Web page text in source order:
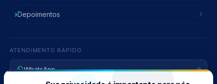
Depoimentos
ATENDIMENTO RÁPIDO
WhatsApp
Atendimento Online